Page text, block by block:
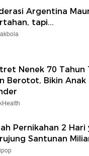
Argentina
tapi...
Nenek 70 Tahun
Berotot, Bikin Anak
Pernikahan 2 Hari
Santunan